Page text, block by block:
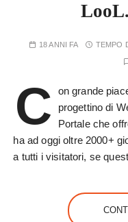
18 ANNI FA TEMPO
C
on grande
progettino di
Portale che
ha ad oggi oltre 2000+
a tutti i visitatori, se